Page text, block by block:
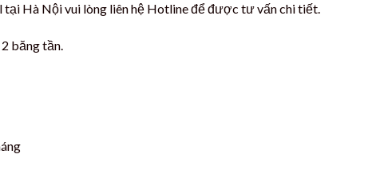
tại Hà Nội vui lòng liên hệ Hotline để được tư vấn chi tiết.
băng tần.